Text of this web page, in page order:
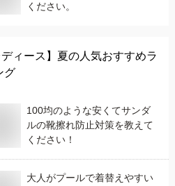
ください。
ディース】 夏の人気おすすめラ
グ
100均のような安くてサンダ
ルの靴擦れ防止対策を教えて
ください！
大人がプールで着替えやすい